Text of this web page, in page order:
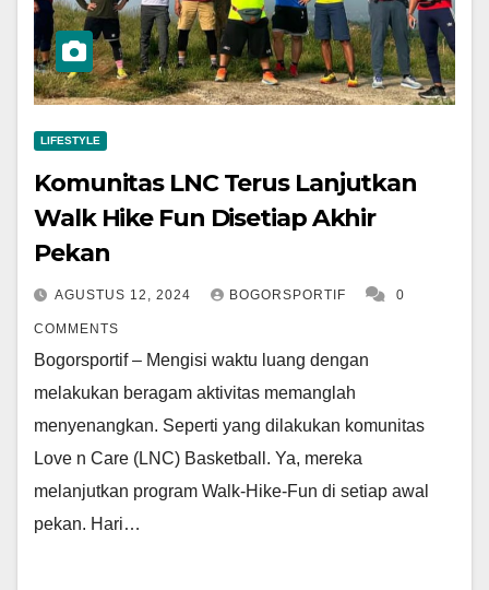
LIFESTYLE
Komunitas LNC Terus Lanjutkan
Walk Hike Fun Disetiap Akhir
Pekan
AGUSTUS 12, 2024 BOGORSPORTIF 0
COMMENTS
Bogorsportif – Mengisi waktu luang dengan
melakukan beragam aktivitas memanglah
menyenangkan. Seperti yang dilakukan komunitas
Love n Care (LNC) Basketball. Ya, mereka
melanjutkan program Walk-Hike-Fun di setiap awal
pekan. Hari…